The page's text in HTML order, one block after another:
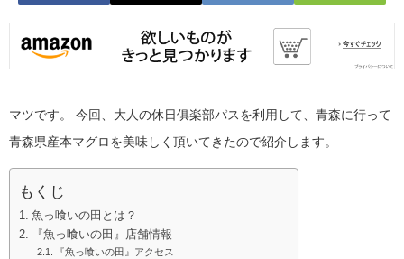
マツです。 今回、大人の休日俱楽部パスを利用して、青森に行って
青森県産本マグロを美味しく頂いてきたので紹介します。
もくじ
魚っ喰いの田とは？
『魚っ喰いの田』店舗情報
『魚っ喰いの田』アクセス